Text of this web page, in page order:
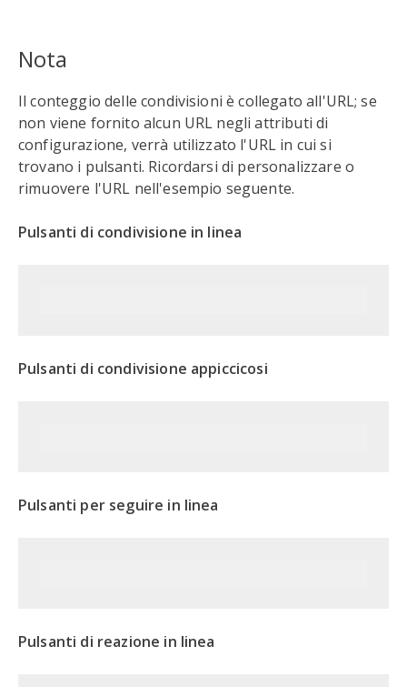
Nota
Il conteggio delle condivisioni è collegato all'URL; se
non viene fornito alcun URL negli attributi di
configurazione, verrà utilizzato l'URL in cui si
trovano i pulsanti. Ricordarsi di personalizzare o
rimuovere l'URL nell'esempio seguente.
Pulsanti di condivisione in linea
Pulsanti di condivisione appiccicosi
Pulsanti per seguire in linea
Pulsanti di reazione in linea